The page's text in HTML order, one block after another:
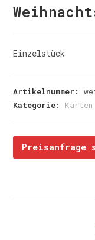
Einzelstück
Artikelnummer:
Kategorie: Karten
Preisanfrage